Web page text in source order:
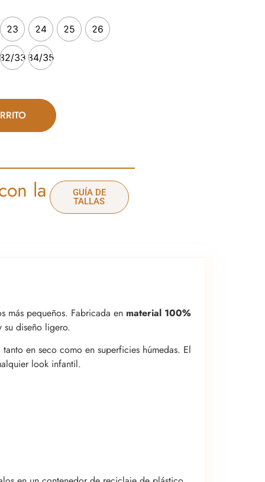
23 24 25 26
33 34/35
la
GUÍA DE
TALLAS
más pequeños. Fabricada en material 100%
su diseño ligero.
en seco como en superficies húmedas. El
look infantil.